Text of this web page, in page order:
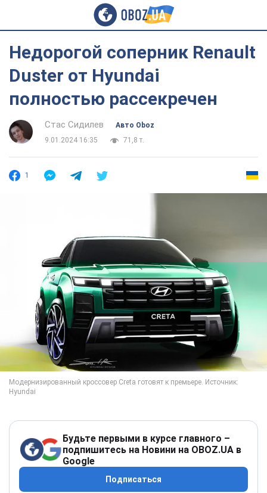
Недорогой соперник Renault
Duster от Hyundai
полностью рассекречен
Стас Сидилев
Авто Oboz
9.01.2024 16:35
71,8 т.
1
Будьте первыми в курсе главного –
подпишитесь на Новини на OBOZ.UA в
Google
Подписаться